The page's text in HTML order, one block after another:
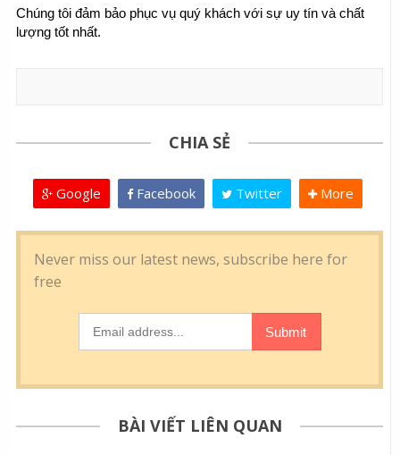
Chúng tôi đảm bảo phục vụ quý khách với sự uy tín và chất
lượng tốt nhất.
CHIA SẺ
Google Facebook Twitter More
BÀI VIẾT LIÊN QUAN